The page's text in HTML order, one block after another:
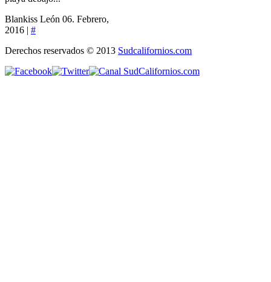
Blankiss León 06. Febrero,
2016 | #
Derechos reservados © 2013 Sudcalifornios.com